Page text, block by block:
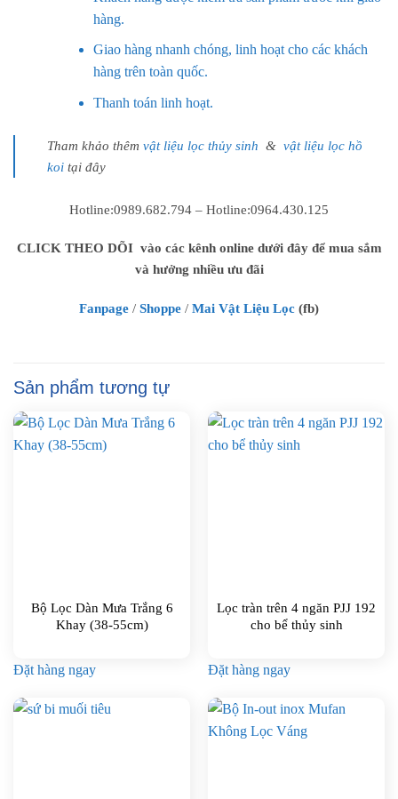
hàng.
Giao hàng nhanh chóng, linh hoạt cho các khách
hàng trên toàn quốc.
Thanh toán linh hoạt.
Tham khảo thêm vật liệu lọc thủy sinh & vật liệu lọc hồ
koi tại đây
Hotline:0989.682.794 – Hotline:0964.430.125
CLICK THEO DÕI vào các kênh online dưới đây để mua sắm
và hưởng nhiều ưu đãi
Fanpage / Shoppe / Mai Vật Liệu Lọc (fb)
Sản phẩm tương tự
Bộ Lọc Dàn Mưa Trắng 6
Khay (38-55cm)
Đặt hàng ngay
Lọc tràn trên 4 ngăn PJJ 192
cho bể thủy sinh
Đặt hàng ngay